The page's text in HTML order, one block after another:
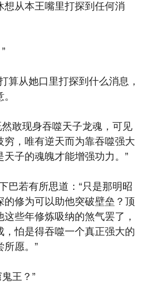
想从本王嘴里打探到任何消
从她口里打探到什么消息，
现身吞噬天子龙魂，可见
穷，唯有逆天而为靠吞噬强大
天子的魂魄才能增强功力。”
若有所思道：“只是那明昭
的修为可以助他突破壁垒？顶
些年修炼吸纳的煞气罢了，
，怕是得吞噬一个真正强大的
所愿。”
王？”